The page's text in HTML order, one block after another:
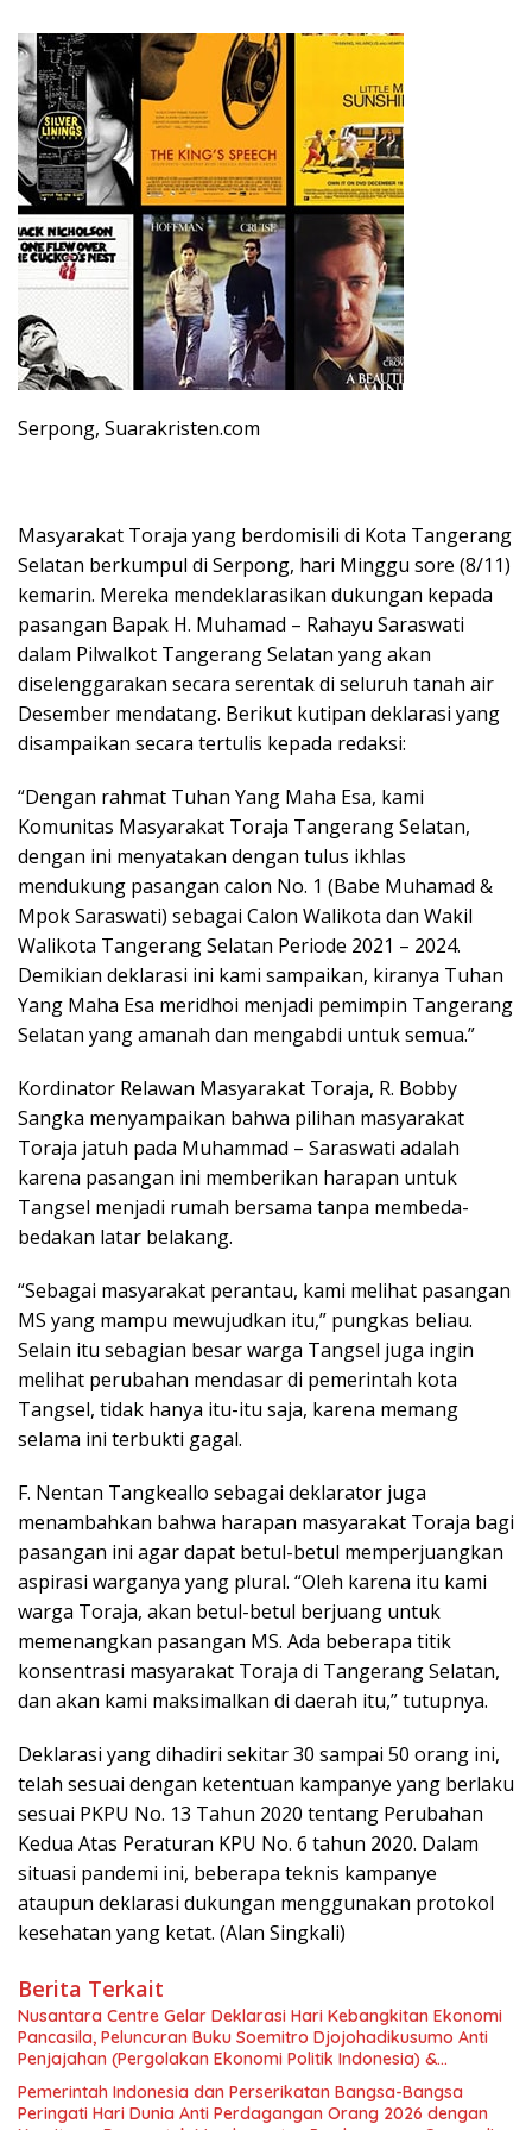
Serpong, Suarakristen.com
Masyarakat Toraja yang berdomisili di Kota Tangerang
Selatan berkumpul di Serpong, hari Minggu sore (8/11)
kemarin. Mereka mendeklarasikan dukungan kepada
pasangan Bapak H. Muhamad – Rahayu Saraswati
dalam Pilwalkot Tangerang Selatan yang akan
diselenggarakan secara serentak di seluruh tanah air
Desember mendatang. Berikut kutipan deklarasi yang
disampaikan secara tertulis kepada redaksi:
“Dengan rahmat Tuhan Yang Maha Esa, kami
Komunitas Masyarakat Toraja Tangerang Selatan,
dengan ini menyatakan dengan tulus ikhlas
mendukung pasangan calon No. 1 (Babe Muhamad &
Mpok Saraswati) sebagai Calon Walikota dan Wakil
Walikota Tangerang Selatan Periode 2021 – 2024.
Demikian deklarasi ini kami sampaikan, kiranya Tuhan
Yang Maha Esa meridhoi menjadi pemimpin Tangerang
Selatan yang amanah dan mengabdi untuk semua.”
Kordinator Relawan Masyarakat Toraja, R. Bobby
Sangka menyampaikan bahwa pilihan masyarakat
Toraja jatuh pada Muhammad – Saraswati adalah
karena pasangan ini memberikan harapan untuk
Tangsel menjadi rumah bersama tanpa membeda-
bedakan latar belakang.
“Sebagai masyarakat perantau, kami melihat pasangan
MS yang mampu mewujudkan itu,” pungkas beliau.
Selain itu sebagian besar warga Tangsel juga ingin
melihat perubahan mendasar di pemerintah kota
Tangsel, tidak hanya itu-itu saja, karena memang
selama ini terbukti gagal.
F. Nentan Tangkeallo sebagai deklarator juga
menambahkan bahwa harapan masyarakat Toraja bagi
pasangan ini agar dapat betul-betul memperjuangkan
aspirasi warganya yang plural. “Oleh karena itu kami
warga Toraja, akan betul-betul berjuang untuk
memenangkan pasangan MS. Ada beberapa titik
konsentrasi masyarakat Toraja di Tangerang Selatan,
dan akan kami maksimalkan di daerah itu,” tutupnya.
Deklarasi yang dihadiri sekitar 30 sampai 50 orang ini,
telah sesuai dengan ketentuan kampanye yang berlaku
sesuai PKPU No. 13 Tahun 2020 tentang Perubahan
Kedua Atas Peraturan KPU No. 6 tahun 2020. Dalam
situasi pandemi ini, beberapa teknis kampanye
ataupun deklarasi dukungan menggunakan protokol
kesehatan yang ketat. (Alan Singkali)
Berita Terkait
Nusantara Centre Gelar Deklarasi Hari Kebangkitan Ekonomi
Pancasila, Peluncuran Buku Soemitro Djojohadikusumo Anti
Penjajahan (Pergolakan Ekonomi Politik Indonesia) &
Simposium Nasional “Urgensi Undang-Undang Perekonomian
Nasional dan Kesejahteraan Sosial dalam Menata Bangsa
Menuju Indonesia Emas 2045”,
Pemerintah Indonesia dan Perserikatan Bangsa-Bangsa
Peringati Hari Dunia Anti Perdagangan Orang 2026 dengan